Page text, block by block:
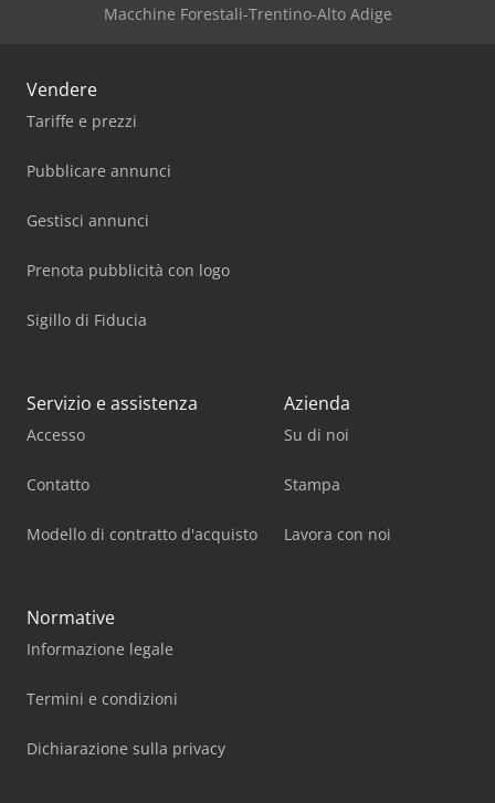
Macchine Forestali-Trentino-Alto Adige
Vendere
Tariffe e prezzi
Pubblicare annunci
Gestisci annunci
Prenota pubblicità con logo
Sigillo di Fiducia
Servizio e assistenza
Accesso
Contatto
Modello di contratto d'acquisto
Azienda
Su di noi
Stampa
Lavora con noi
Normative
Informazione legale
Termini e condizioni
Dichiarazione sulla privacy